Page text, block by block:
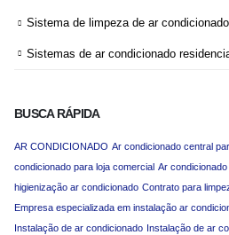
Sistema de limpeza de ar condicionado
Sistemas de ar condicionado
BUSCA RÁPIDA
AR CONDICIONADO Ar condicionado central
condicionado para loja comercial Ar condicionado
higienização ar condicionado Contrato para
Empresa especializada em instalação ar
Instalação de ar condicionado Instalação de ar